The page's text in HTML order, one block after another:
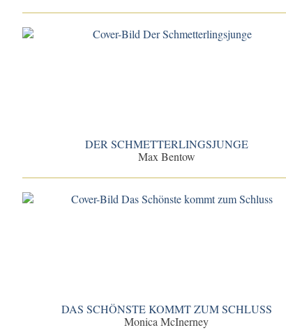
DER SCHMETTERLINGSJUNGE
Max Bentow
DAS SCHÖNSTE KOMMT ZUM SCHLUSS
Monica McInerney